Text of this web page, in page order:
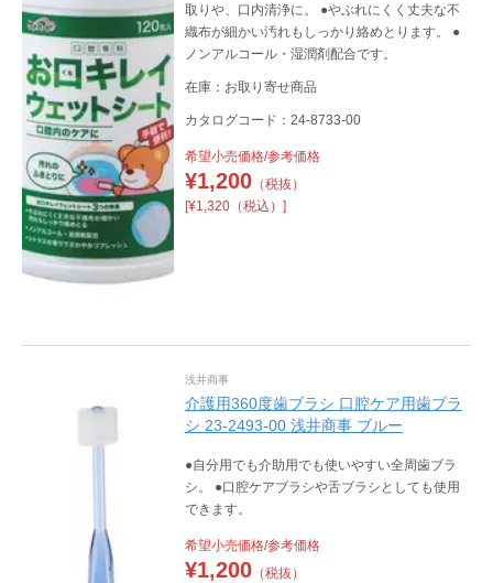
取りや、口内清浄に。 ●やぶれにくく丈夫な不
織布が細かい汚れもしっかり絡めとります。 ●
ノンアルコール・湿潤剤配合です。
在庫：お取り寄せ商品
カタログコード：24-8733-00
希望小売価格/参考価格
¥1,200（税抜）
[¥1,320（税込）]
浅井商事
介護用360度歯ブラシ 口腔ケア用歯ブラ
シ 23-2493-00 浅井商事 ブルー
●自分用でも介助用でも使いやすい全周歯ブラ
シ。 ●口腔ケアブラシや舌ブラシとしても使用
できます。
希望小売価格/参考価格
¥1,200（税抜）